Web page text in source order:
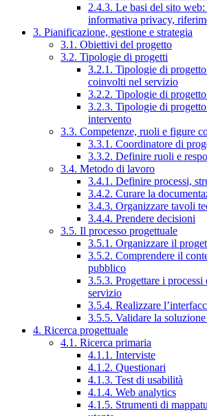
2.4.3. Le basi del sito web:
informativa privacy,
3. Pianificazione, gestione e strategia
3.1. Obiettivi del progetto
3.2. Tipologie di progetti
3.2.1. Tipologie di
coinvolti nel servizio
3.2.2. Tipologie di
3.2.3. Tipologie di
intervento
3.3. Competenze, ruoli e figure
3.3.1. Coordinatore di
3.3.2. Definire ruoli e
3.4. Metodo di lavoro
3.4.1. Definire processi,
3.4.2. Curare la
3.4.3. Organizzare tavoli
3.4.4. Prendere decisioni
3.5. Il processo progettuale
3.5.1. Organizzare il
3.5.2. Comprendere il
pubblico
3.5.3. Progettare i processi
servizio
3.5.4. Realizzare
3.5.5. Validare la soluzione
4. Ricerca progettuale
4.1. Ricerca primaria
4.1.1. Interviste
4.1.2. Questionari
4.1.3. Test di usabilità
4.1.4. Web analytics
4.1.5. Strumenti di